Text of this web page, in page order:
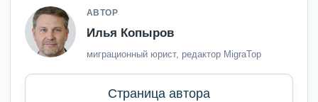
АВТОР
Илья Копыров
миграционный юрист, редактор MigraTop
Страница автора